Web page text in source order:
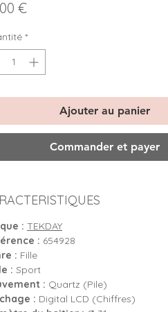
€Prix
*
Ajouter au panier
Commander et payer
: TEKDAY
: 654928
: Fille
: Sport
: Quartz (Pile)
: Digital LCD (Chiffres)